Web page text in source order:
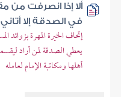
ألا إذا انصرفت من
في الصدقة إلا أتاني
إتحاف الخيرة المهرة بزوائد
يعطي الصدقة لمن أراد
أهلها ومكاتبة الإمام لعامله